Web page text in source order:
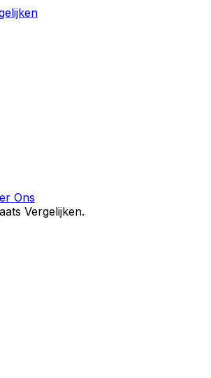
Ons
Vergelijken.